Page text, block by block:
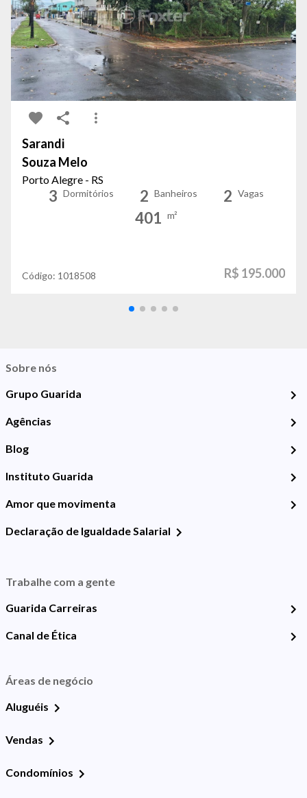
Sarandi
Souza Melo
Porto Alegre - RS
3 Dormitórios 2 Banheiros 2 Vagas
401 m²
Código: 1018508 R$ 195.000
Sobre nós
Grupo Guarida
Agências
Blog
Instituto Guarida
Amor que movimenta
Declaração de Igualdade Salarial
Trabalhe com a gente
Guarida Carreiras
Canal de Ética
Áreas de negócio
Aluguéis
Vendas
Condomínios